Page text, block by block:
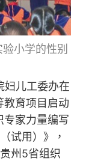
小学的性别
妇儿工委办在
教育项目启动
专家力量编写
试用）》，
州5省组织